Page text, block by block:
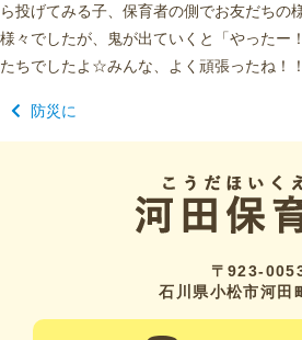
ら投げてみる子、保育者の側でお友だちの
様々でしたが、鬼が出ていくと「やったー
たちでしたよ☆みんな、よく頑張ったね！！
防災に
〒923-
石川県小松市河田